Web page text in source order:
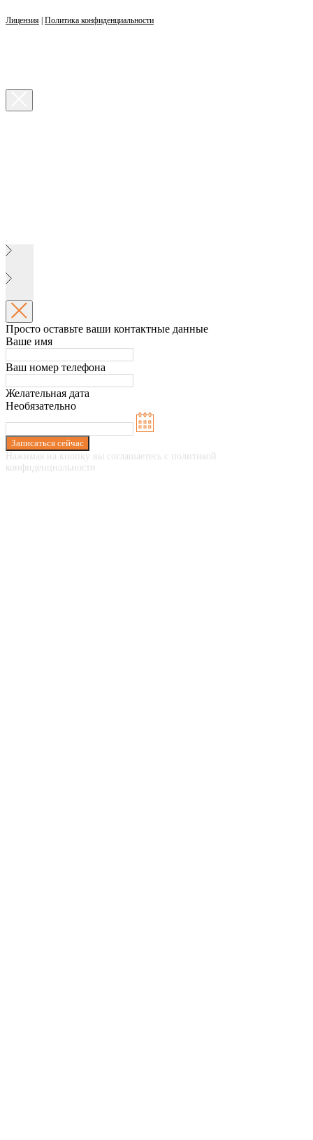
Лицензия Политика конфиденциальности
Просто оставьте ваши контактные данные
Ваше имя
Ваш номер телефона
Желательная дата
Необязательно
Записаться сейчас
Нажимая на кнопку вы соглашаетесь с политикой
конфиденциальности